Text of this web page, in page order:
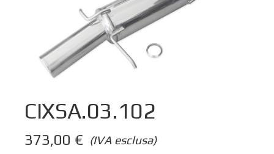
CIXSA.03.102
(IVA esclusa)
373,00 €